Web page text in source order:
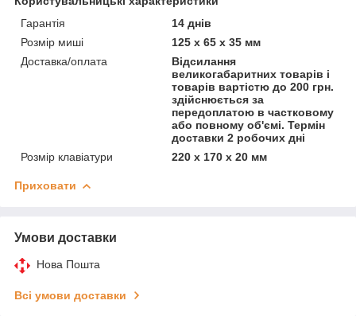
Гарантія
14 днів
Розмір миші
125 х 65 х 35 мм
Доставка/оплата
Відсилання
великогабаритних товарів і
товарів вартістю до 200 грн.
здійснюється за
передоплатою в частковому
або повному об'ємі. Термін
доставки 2 робочих дні
Розмір клавіатури
220 x 170 x 20 мм
Приховати
Умови доставки
Нова Пошта
Всі умови доставки